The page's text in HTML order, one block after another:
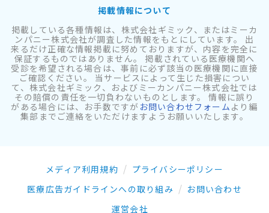
掲載情報について
掲載している各種情報は、株式会社ギミック、またはミーカ
ンパニー株式会社が調査した情報をもとにしています。 出
来るだけ正確な情報掲載に努めておりますが、内容を完全に
保証するものではありません。 掲載されている医療機関へ
受診を希望される場合は、事前に必ず該当の医療機関に直接
ご確認ください。 当サービスによって生じた損害につい
て、株式会社ギミック、およびミーカンパニー株式会社では
その賠償の責任を一切負わないものとします。 情報に誤り
がある場合には、お手数ですが お問い合わせフォーム より編
集部までご連絡をいただけますようお願いいたします。
メディア利用規約
プライバシーポリシー
医療広告ガイドラインへの取り組み
お問い合わせ
運営会社